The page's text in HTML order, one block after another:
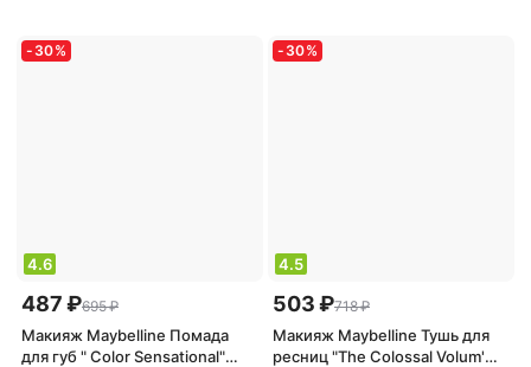
- 30%
4.6
487 ₽695 ₽
Макияж Maybelline Помада
для губ " Color Sensational"
- 30%
4.5
503 ₽718 ₽
Макияж Maybelline Тушь для
ресниц "The Colossal Volum'